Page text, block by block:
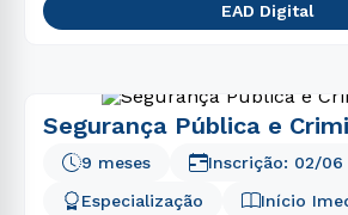
EAD Digital
Segurança Pública e
Especialização
9 meses
Início
Inscrição: 02/06